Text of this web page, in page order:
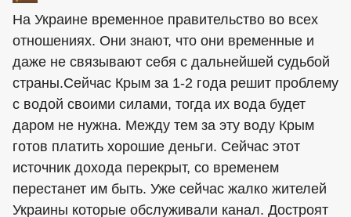
На Украине временное правительство во всех
отношениях. Они знают, что они временные и
даже не связывают себя с дальнейшей судьбой
страны.Сейчас Крым за 1-2 года решит проблему
с водой своими силами, тогда их вода будет
даром не нужна. Между тем за эту воду Крым
готов платить хорошие деньги. Сейчас этот
источник дохода перекрыт, со временем
перестанет им быть. Уже сейчас жалко жителей
Украины которые обслуживали канал. Достроят